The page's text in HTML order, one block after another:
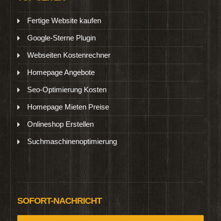
Fertige Website kaufen
Google-Sterne Plugin
Webseiten Kostenrechner
Homepage Angebote
Seo-Optimierung Kosten
Homepage Mieten Preise
Onlineshop Erstellen
Suchmaschinenoptimierung
SOFORT-NACHRICHT